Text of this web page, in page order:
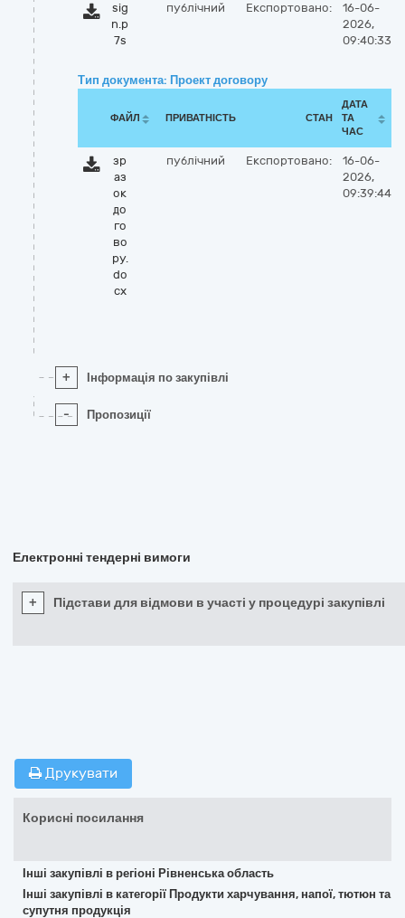
sig
n.p
7s
публічний Експортовано:
16-06-
2026,
09:40:33
Тип документа: Проект договору
ФАЙЛ ПРИВАТНІСТЬ СТАН
ДАТА
ТА
ЧАС
зр
аз
ок
до
го
во
ру.
do
cx
публічний Експортовано:
16-06-
2026,
09:39:44
+ Інформація по закупівлі
- Пропозиції
Електронні тендерні вимоги
+ Підстави для відмови в участі у процедурі закупівлі
Друкувати
Корисні посилання
Інші закупівлі в регіоні Рівненська область
Інші закупівлі в категорії Продукти харчування, напої, тютюн та
супутня продукція